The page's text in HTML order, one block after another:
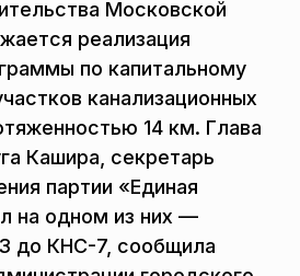
Московской
реализация
по капитальному
канализационных
14 км. Глава
Кашира, секретарь
партии «Единая
на одном из них —
до КНС-7, сообщила